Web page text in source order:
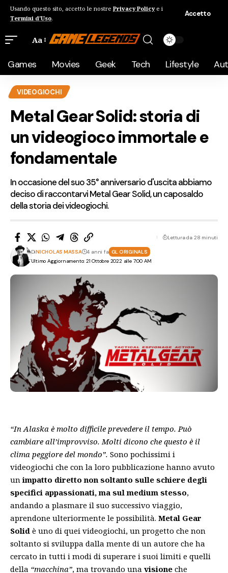
Usando questo sito, accetto le nostre Privacy Policye i
Termini d'Uso.
Accetto
Aa
Games Movies Geek Tech Lifestyle
VIDEOGIOCHI
Metal Gear Solid: storia di
un videogioco immortale e
fondamentale
In occasione del suo 35° anniversario d'uscita abbiamo
deciso di raccontarvi Metal Gear Solid, un caposaldo
della storia dei videogiochi.
Ultimo Aggiornamento: 21 Ottobre 2022 alle 7:00 AM
DiNICHOLAS MASSA 4 anni fa GL ORIGINALS
Lettura da 28 minuti
“In Alaska è molto difficile prevedere il tempo. Può
cambiare all’improvviso. Molti dicono che questo è il
clima peggiore del mondo”. Sono pochissimi i
videogiochi che con la loro pubblicazione hanno avuto
unimpatto diretto non soltanto sulle schiere degli
specifici appassionati, ma sul medium stesso,
andando a plasmare il suo successivo viaggio,
aprendone ulteriormente le possibilità. Metal Gear
Solid è uno di quei videogiochi, un progetto che non
soltanto si sviluppa dalla mente di un autore che ha
cercato in tutti i modi di superare i suoi limiti e quelli
della “macchina”, ma trovando una visione che